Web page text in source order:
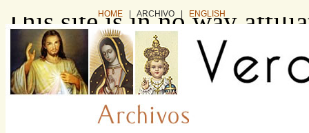
HOME | ARCHIVO | ENGLISH
This site is in no way
business. It exists as a
information intended for
want to buy this website,